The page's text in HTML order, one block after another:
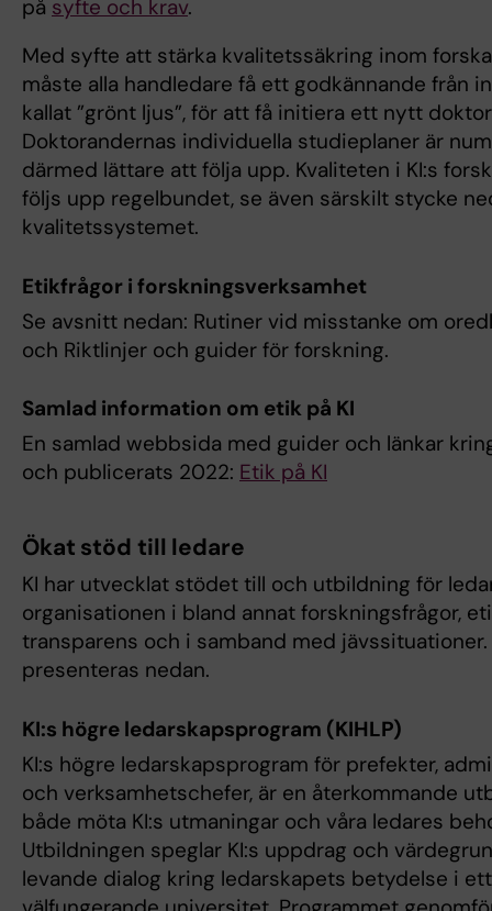
på syfte och krav.
Med syfte att stärka kvalitetssäkring inom
måste alla handledare få ett godkännande från
kallat ”grönt ljus”, för att få initiera ett nytt
Doktorandernas individuella studieplaner är
därmed lättare att följa upp. Kvaliteten i KI:s
följs upp regelbundet, se även särskilt stycke
kvalitetssystemet.
Etikfrågor i forskningsverksamhet
Se avsnitt nedan: Rutiner vid misstanke om
och Riktlinjer och guider för forskning.
Samlad information om etik på KI
En samlad webbsida med guider och länkar
och publicerats 2022: Etik på KI
Ökat stöd till ledare
KI har utvecklat stödet till och utbildning för
organisationen i bland annat forskningsfrågor,
transparens och i samband med jävssituationer.
presenteras nedan.
KI:s högre ledarskapsprogram (KIHLP)
KI:s högre ledarskapsprogram för prefekter,
och verksamhetschefer, är en återkommande
både möta KI:s utmaningar och våra ledares
Utbildningen speglar KI:s uppdrag och
levande dialog kring ledarskapets betydelse i